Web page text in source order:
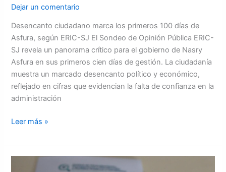
Dejar un comentario
Desencanto ciudadano marca los primeros 100 días de
Asfura, según ERIC-SJ El Sondeo de Opinión Pública ERIC-
SJ revela un panorama crítico para el gobierno de Nasry
Asfura en sus primeros cien días de gestión. La ciudadanía
muestra un marcado desencanto político y económico,
reflejado en cifras que evidencian la falta de confianza en la
administración
Leer más »